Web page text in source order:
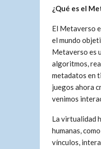
¿Qué es el
El Metaverso
el mundo
Metaverso es
algoritmos,
metadatos en
juegos ahora
venimos
La virtualidad
humanas,
vínculos,